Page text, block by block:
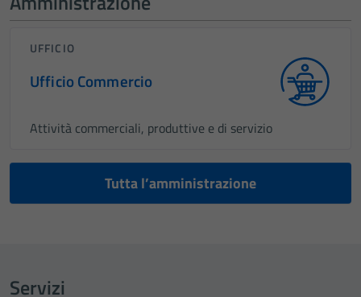
UFFICIO
Ufficio Commercio
Attività commerciali, produttive e di servizio
Tutta l’amministrazione
Servizi